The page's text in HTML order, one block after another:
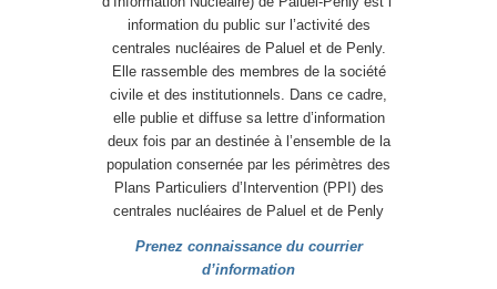
information du public sur l’activité des
centrales nucléaires de Paluel et de Penly.
Elle rassemble des membres de la société
civile et des institutionnels. Dans ce cadre,
elle publie et diffuse sa lettre d’information
deux fois par an destinée à l’ensemble de la
population consernée par les périmètres des
Plans Particuliers d’Intervention (PPI) des
centrales nucléaires de Paluel et de Penly
Prenez connaissance du courrier
d’information